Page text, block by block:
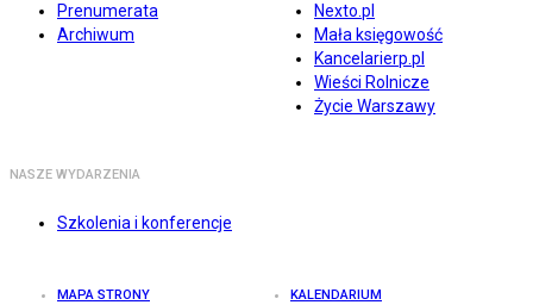
Prenumerata
Archiwum
Nexto.pl
Mała księgowość
Kancelarierp.pl
Wieści Rolnicze
Życie Warszawy
NASZE WYDARZENIA
Szkolenia i konferencje
MAPA STRONY KALENDARIUM